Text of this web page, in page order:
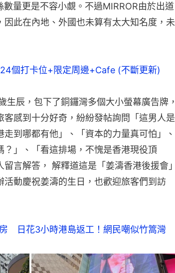
量更是不容小覷。不過MIRROR由於出道
此在內地、外國也未算有太大知名度，未
個打卡位+限定周邊+Cafe (不斷更新)
辰，包下了銅鑼灣多個大小螢幕廣告牌，
感到十分好奇，紛紛發帖詢問「這男人是
到哪都有他」、「資本的力量真可怕」、
？」、「看這排場，不愧是香港現役頂
言解答， 解釋道這是「姜濤香港後援會」
動慶祝姜濤的生日，也歡迎旅客們到訪
　日花3小時港島返工！網民嘲似竹篙灣